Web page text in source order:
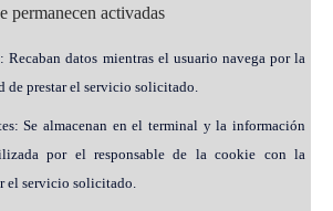
permanecen activadas
Recaban datos mientras el usuario navega por la
de prestar el servicio solicitado.
Se almacenan en el terminal y la información
por el responsable de la cookie con la
el servicio solicitado.